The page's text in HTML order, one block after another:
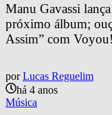
Manu Gavassi
próximo álbum;
Assim” com Voyou!
por Lucas Reguelim
há 4 anos
Música